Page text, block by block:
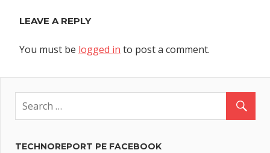
LEAVE A REPLY
You must be logged in to post a comment.
TECHNOREPORT PE FACEBOOK